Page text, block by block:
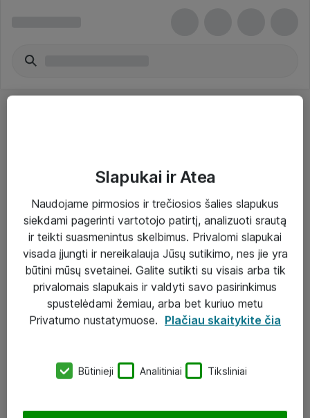
Paslaugos
Sprendimai
Įgyvendinti projektai
Atea ekspertų patarimai verslui
eShop@atea.lt
Slapukai ir Atea
Naudojame pirmosios ir trečiosios šalies slapukus
siekdami pagerinti vartotojo patirtį, analizuoti srautą
ir teikti suasmenintus skelbimus. Privalomi slapukai
visada įjungti ir nereikalauja Jūsų sutikimo, nes jie yra
būtini mūsų svetainei. Galite sutikti su visais arba tik
privalomais slapukais ir valdyti savo pasirinkimus
spustelėdami žemiau, arba bet kuriuo metu
Privatumo nustatymuose. Plačiau skaitykite čia
Būtinieji Analitiniai Tiksliniai